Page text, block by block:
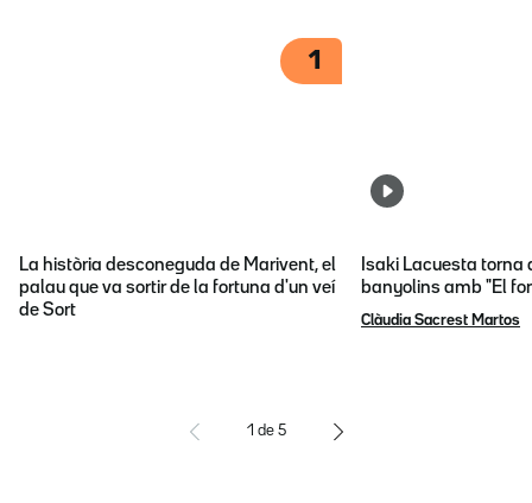
1
La història desconeguda de Marivent, el
palau que va sortir de la fortuna d'un veí
de Sort
Isaki Lacuesta torna
banyolins amb "El
Clàudia Sacrest Martos
1 de 5